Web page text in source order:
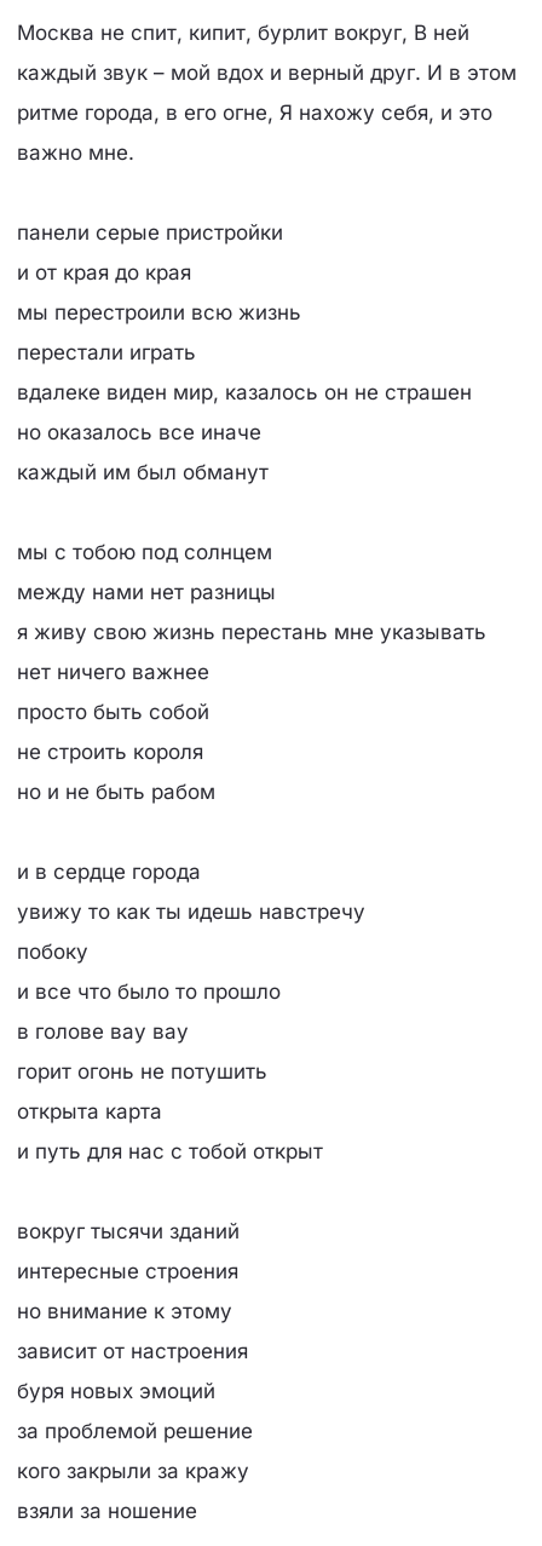
Москва не спит, кипит, бурлит вокруг, В ней
каждый звук – мой вдох и верный друг. И в этом
ритме города, в его огне, Я нахожу себя, и это
важно мне.
панели серые пристройки
и от края до края
мы перестроили всю жизнь
перестали играть
вдалеке виден мир, казалось он не страшен
но оказалось все иначе
каждый им был обманут
мы с тобою под солнцем
между нами нет разницы
я живу свою жизнь перестань мне указывать
нет ничего важнее
просто быть собой
не строить короля
но и не быть рабом
и в сердце города
увижу то как ты идешь навстречу
побоку
и все что было то прошло
в голове вау вау
горит огонь не потушить
открыта карта
и путь для нас с тобой открыт
вокруг тысячи зданий
интересные строения
но внимание к этому
зависит от настроения
буря новых эмоций
за проблемой решение
кого закрыли за кражу
взяли за ношение